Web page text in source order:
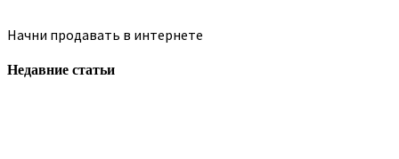
Начни продавать в интернете
Недавние статьи